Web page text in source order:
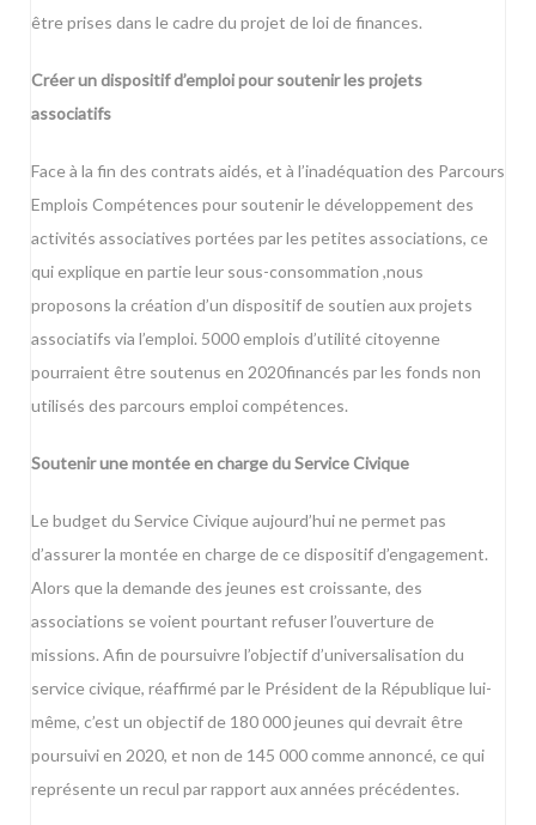
être prises dans le cadre du projet de loi de finances.
Créer un dispositif d’emploi pour soutenir les projets
associatifs
Face à la fin des contrats aidés, et à l’inadéquation des Parcours
Emplois Compétences pour soutenir le développement des
activités associatives portées par les petites associations, ce
qui explique en partie leur sous-consommation ,nous
proposons la création d’un dispositif de soutien aux projets
associatifs via l’emploi. 5000 emplois d’utilité citoyenne
pourraient être soutenus en 2020financés par les fonds non
utilisés des parcours emploi compétences.
Soutenir une montée en charge du Service Civique
Le budget du Service Civique aujourd’hui ne permet pas
d’assurer la montée en charge de ce dispositif d’engagement.
Alors que la demande des jeunes est croissante, des
associations se voient pourtant refuser l’ouverture de
missions. Afin de poursuivre l’objectif d’universalisation du
service civique, réaffirmé par le Président de la République lui-
même, c’est un objectif de 180 000 jeunes qui devrait être
poursuivi en 2020, et non de 145 000 comme annoncé, ce qui
représente un recul par rapport aux années précédentes.